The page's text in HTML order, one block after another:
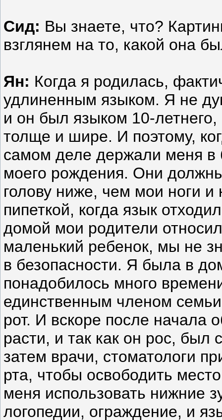
Сид: Вы знаете, что?
взглянем на то, какой она
Ян: Когда я родилась,
удлиненным языком. Я не
и он был языком 10-
толще и шире. И поэтому,
самом деле держали меня в
моего рождения. Они
голову ниже, чем мои ноги
пипеткой, когда язык
домой мои родители
маленький ребенок, мы не
в безопасности. Я была в
понадобилось много
единственным членом
рот. И вскоре после начала
расти, и так как он рос, был
затем врачи, стоматологи
рта, чтобы освободить
меня использовать нижние
логопедии, ограждение, и